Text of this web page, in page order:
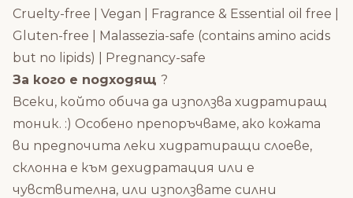
Cruelty-free | Vegan | Fragrance & Essential oil free |
Gluten-free | Malassezia-safe (contains amino acids
but no lipids) | Pregnancy-safe
За кого е подходящ ?
Всеки, който обича да използва хидратиращ
тоник. :) Особено препоръчваме, ако кожата
ви предпочита леки хидратиращи слоеве,
склонна е към дехидратация или е
чувствителна, или използвате силни